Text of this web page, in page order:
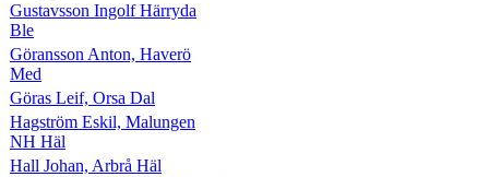
Gustavsson Ingolf Härryda
Ble
Göransson Anton, Haverö
Med
Göras Leif, Orsa Dal
Hagström Eskil, Malungen
NH Häl
Hall Johan, Arbrå Häl